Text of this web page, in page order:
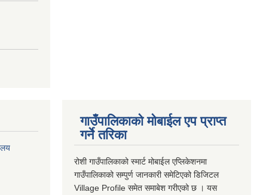
गाउँपालिकाको मोबाईल एप प्राप्त
गर्ने तरिका
रोशी गाउँपालिकाको स्मार्ट मोबाईल एप्लिकेशनमा
गाउँपालिकाको सम्पुर्ण जानकारी समेटिएको डिजिटल
Village Profile समेत समाबेश गरीएको छ । यस